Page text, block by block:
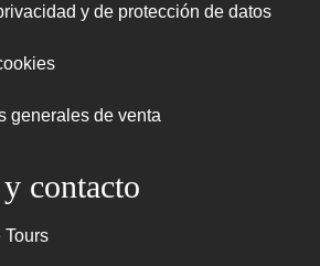
y de protección de datos
generales de venta
contacto
Tours